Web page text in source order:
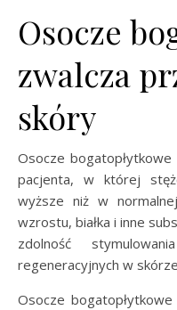
Osocze
zwalcza
skóry
Osocze
pacjenta, w której
wyższe niż w
wzrostu, białka i inne
zdolność
regeneracyjnych w
Osocze